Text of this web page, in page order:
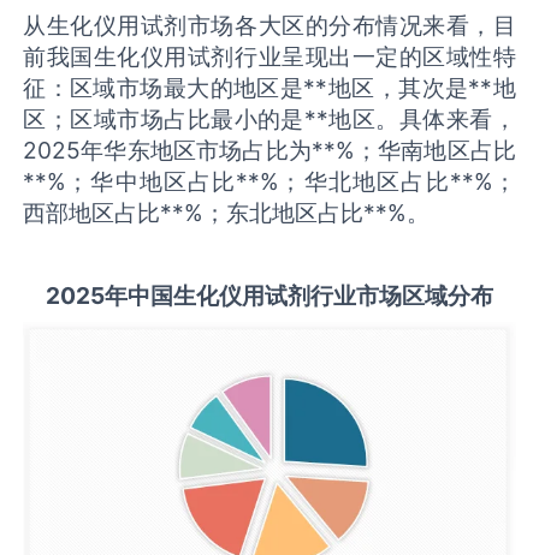
从生化仪用试剂市场各大区的分布情况来看，目
前我国生化仪用试剂行业呈现出一定的区域性特
征：区域市场最大的地区是**地区，其次是**地
区；区域市场占比最小的是**地区。具体来看，
2025年华东地区市场占比为**%；华南地区占比
**%；华中地区占比**%；华北地区占比**%；
西部地区占比**%；东北地区占比**%。
2025年中国生化仪用试剂行业市场区域分布